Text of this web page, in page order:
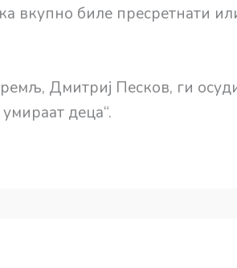
вкупно биле пресретнати
Дмитриј Песков, ги
деца“.